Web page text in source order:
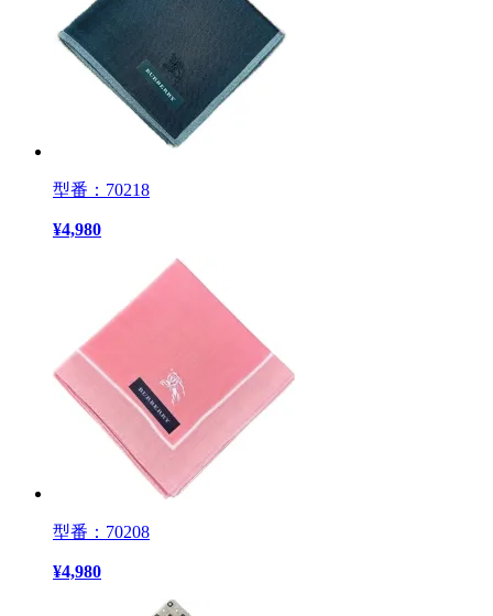
型番：70218
¥4,980
型番：70208
¥4,980